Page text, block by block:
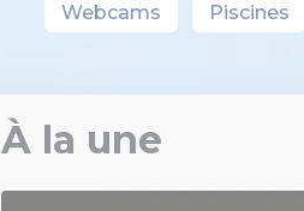
Webcams Piscines
À la une